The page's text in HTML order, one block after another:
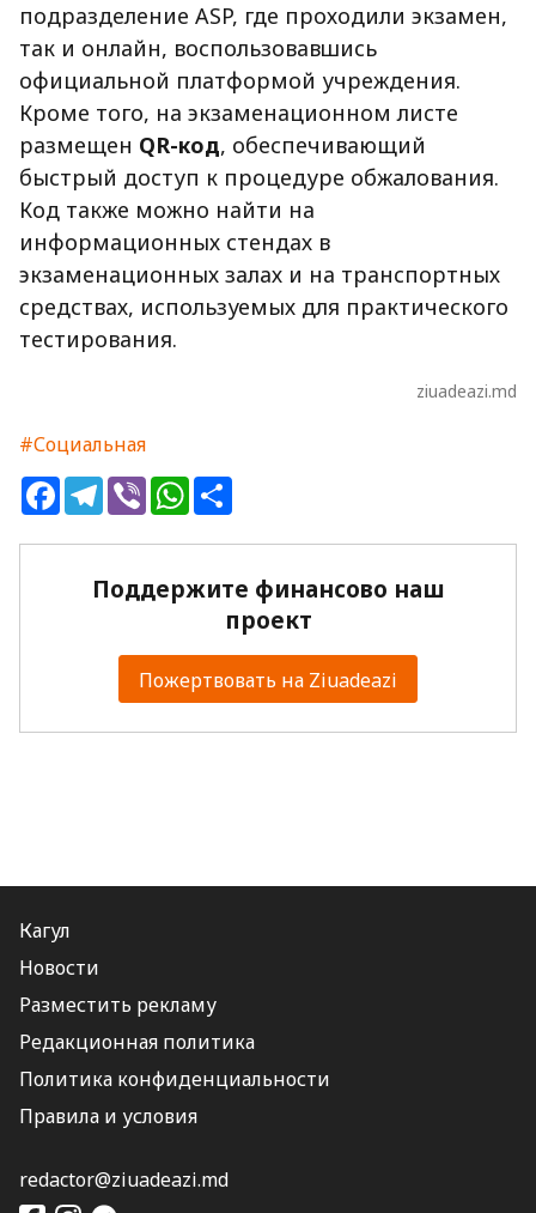
подразделение ASP, где проходили экзамен,
так и онлайн, воспользовавшись
официальной платформой учреждения.
Кроме того, на экзаменационном листе
размещен QR-код, обеспечивающий
быстрый доступ к процедуре обжалования.
Код также можно найти на
информационных стендах в
экзаменационных залах и на транспортных
средствах, используемых для практического
тестирования.
ziuadeazi.md
#Социальная
FacebookTelegram
ViberWhatsApp
Поддержите финансово наш
проект
Пожертвовать на Ziuadeazi
Кагул
Новости
Разместить рекламу
Редакционная политика
Политика конфиденциальности
Правила и условия
redactor@ziuadeazi.md